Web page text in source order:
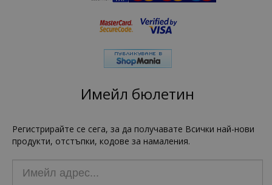
Имейл бюлетин
Регистрирайте се сега, за да получавате Всички най-нови
продукти, отстъпки, кодове за намаления.